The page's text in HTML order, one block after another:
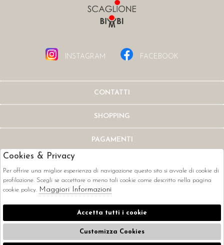
INSTAGRAM FACEBOOK
CONTATTI
SHOPPING
PAGAMENTI
CORRIERI
Cookies & Privacy
Per offrire una miglior esperienza di navigazione questo sito si avvale di cookie di
profilazione. Scegli se accettare o meno tali cookie come descritto nella pagina
cookie policy. Maggiori Informazioni
Accetta tutti i cookie
Customizza Cookies